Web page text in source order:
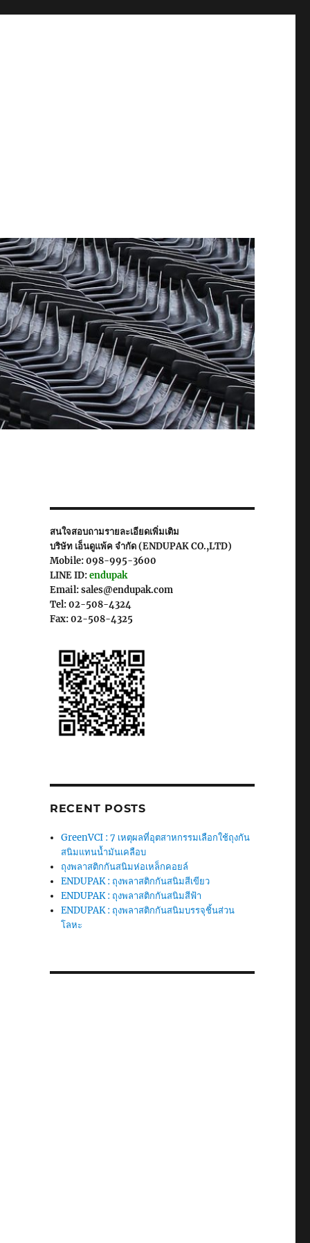
สนใจสอบถามรายละเอียดเพิ่มเติม
บริษัท เอ็นดูแพ้ค จำกัด (ENDUPAK CO.,LTD)
Mobile: 098-995-3600
LINE ID:endupak
Email: sales@endupak.com
Tel: 02-508-4324
Fax: 02-508-4325
RECENT POSTS
GreenVCI : 7 เหตุผลที่อุตสาหกรรมเลือกใช้ถุงกัน
สนิมแทนน้ำมันเคลือบ
ถุงพลาสติกกันสนิมห่อเหล็กคอยล์
ENDUPAK : ถุงพลาสติกกันสนิมสีเขียว
ENDUPAK : ถุงพลาสติกกันสนิมสีฟ้า
ENDUPAK : ถุงพลาสติกกันสนิมบรรจุชิ้นส่วน
โลหะ